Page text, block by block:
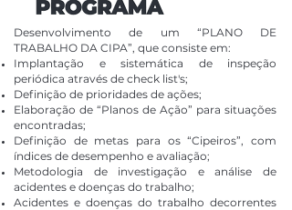
Desenvolvimento de um “PLANO DE
TRABALHO DA CIPA”, que consiste em:
Implantação e sistemática de inspeção
periódica através de check list's;
Definição de prioridades de ações;
Elaboração de “Planos de Ação” para situações
encontradas;
Definição de metas para os “Cipeiros”, com
índices de desempenho e avaliação;
Metodologia de investigação e análise de
acidentes e doenças do trabalho;
Acidentes e doenças do trabalho decorrentes